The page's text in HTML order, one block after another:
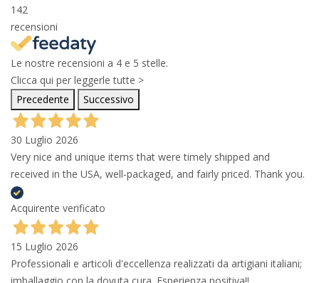
142
recensioni
Le nostre recensioni a 4 e 5 stelle.
Clicca qui per leggerle tutte >
Precedente
Successivo
30 Luglio 2026
Very nice and unique items that were timely shipped and
received in the USA, well-packaged, and fairly priced. Thank you.
Acquirente verificato
15 Luglio 2026
Professionali e articoli d'eccellenza realizzati da artigiani italiani;